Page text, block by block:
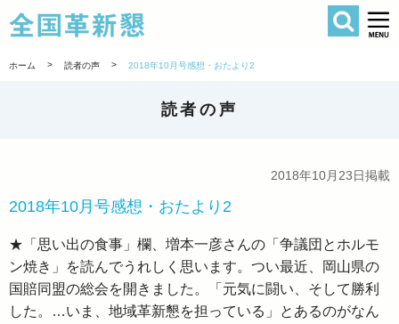
全国革新懇
検索
ホーム > 読者の声 > 2018年10月号感想・おたより2
読者の声
2018年10月23日掲載
2018年10月号感想・おたより2
★「思い出の食事」欄、増本一彦さんの「争議団とホルモ
ン焼き」を読んでうれしく思います。つい最近、岡山県の
国賠同盟の総会を開きました。「元気に闘い、そして勝利
した。…いま、地域革新懇を担っている」とあるのがなん